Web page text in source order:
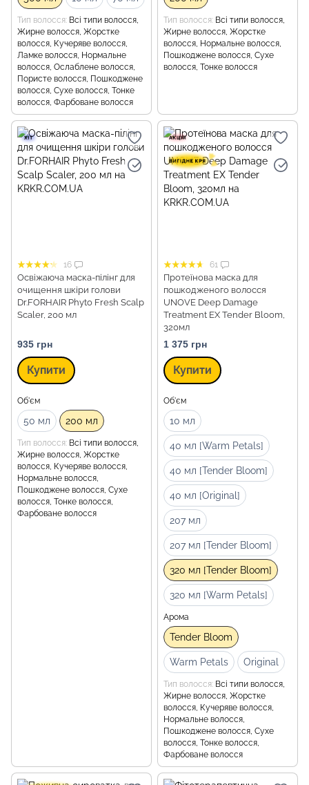
Тип волосся Всі типи волосся,
Жирне волосся, Жорстке
волосся, Кучеряве волосся,
Ламке волосся, Нормальне
волосся, Ослаблене волосся,
Пористе волосся, Пошкоджене
волосся, Сухе волосся, Тонке
волосся, Фарбоване волосся
Тип волосся Всі типи волосся,
Жирне волосся, Жорстке
волосся, Нормальне волосся,
Пошкоджене волосся, Сухе
волосся, Тонке волосся
16
Освіжаюча маска-пілінг для
очищення шкіри голови
Dr.FORHAIR Phyto Fresh Scalp
Scaler, 200 мл
935 грн
Купити
Об'єм
50 мл 200 мл
Тип волосся Всі типи волосся,
Жирне волосся, Жорстке
волосся, Кучеряве волосся,
Нормальне волосся,
Пошкоджене волосся, Сухе
волосся, Тонке волосся,
Фарбоване волосся
61
Протеїнова маска для
пошкодженого волосся
UNOVE Deep Damage
Treatment EX Tender Bloom,
320мл
1 375 грн
Купити
Об'єм
10 мл
40 мл [Warm Petals]
40 мл [Tender Bloom]
40 мл [Original]
207 мл
207 мл [Tender Bloom]
320 мл [Tender Bloom]
320 мл [Warm Petals]
Арома
Tender Bloom
Warm Petals Original
Тип волосся Всі типи волосся,
Жирне волосся, Жорстке
волосся, Кучеряве волосся,
Нормальне волосся,
Пошкоджене волосся, Сухе
волосся, Тонке волосся,
Фарбоване волосся